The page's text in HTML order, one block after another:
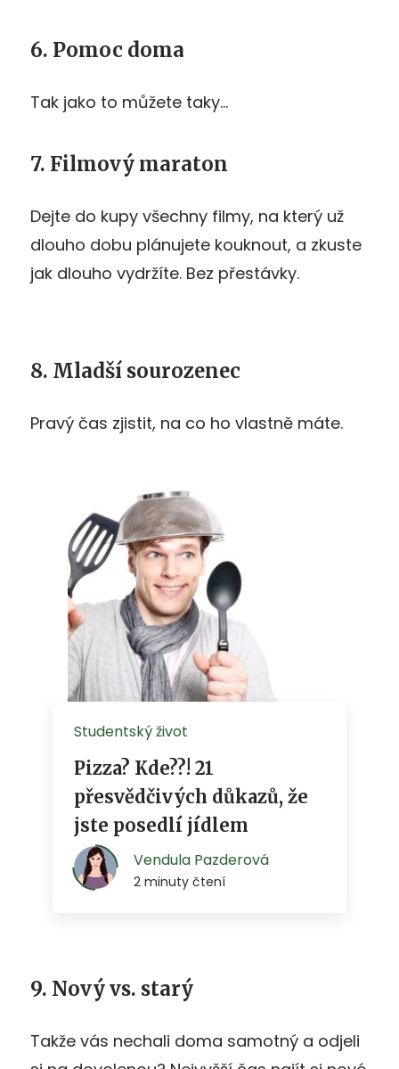
6. Pomoc doma
Tak jako to můžete taky…
7. Filmový maraton
Dejte do kupy všechny filmy, na který už
dlouho dobu plánujete kouknout, a zkuste
jak dlouho vydržíte. Bez přestávky.
8. Mladší sourozenec
Pravý čas zjistit, na co ho vlastně máte.
9. Nový vs. starý
Takže vás nechali doma samotný a odjeli